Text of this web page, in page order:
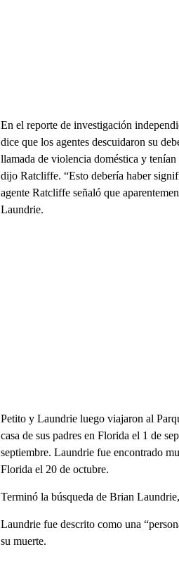
En el reporte de investigación
dice que los agentes descuidaron su
llamada de violencia doméstica y
dijo Ratcliffe. “Esto debería haber
agente Ratcliffe señaló que
Laundrie.
Petito y Laundrie luego viajaron al
casa de sus padres en Florida el 1 de
septiembre. Laundrie fue encontrado
Florida el 20 de octubre.
Terminó la búsqueda de Brian
Laundrie fue descrito como una
su muerte.